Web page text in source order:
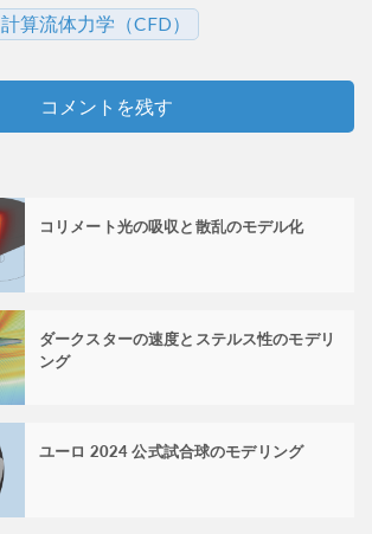
計算流体力学（CFD）
コメントを残す
コリメート光の吸収と散乱のモデル化
ダークスターの速度とステルス性のモデリ
ング
ユーロ 2024 公式試合球のモデリング